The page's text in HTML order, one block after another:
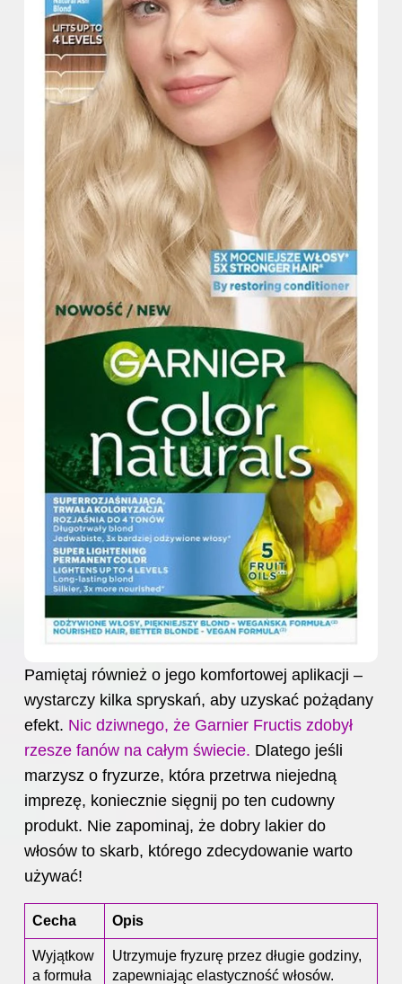
Pamiętaj również o jego komfortowej aplikacji –
wystarczy kilka spryskań, aby uzyskać pożądany
efekt. Nic dziwnego, że Garnier Fructis zdobył
rzesze fanów na całym świecie. Dlatego jeśli
marzysz o fryzurze, która przetrwa niejedną
imprezę, koniecznie sięgnij po ten cudowny
produkt. Nie zapominaj, że dobry lakier do
włosów to skarb, którego zdecydowanie warto
używać!
Cecha Opis
Wyjątkow
a formuła
Utrzymuje fryzurę przez długie godziny,
zapewniając elastyczność włosów.